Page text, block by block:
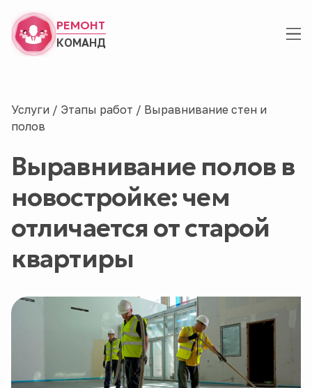
РЕМОНТ
КОМАНД
Услуги / Этапы работ / Выравнивание стен и
полов
Выравнивание полов в
новостройке: чем
отличается от старой
квартиры